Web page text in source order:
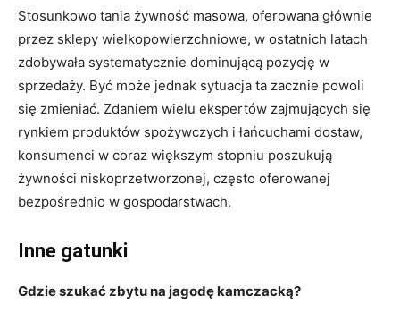
Stosunkowo tania żywność masowa, oferowana głównie
przez sklepy wielkopowierzchniowe, w ostatnich latach
zdobywała systematycznie dominującą pozycję w
sprzedaży. Być może jednak sytuacja ta zacznie powoli
się zmieniać. Zdaniem wielu ekspertów zajmujących się
rynkiem produktów spożywczych i łańcuchami dostaw,
konsumenci w coraz większym stopniu poszukują
żywności niskoprzetworzonej, często oferowanej
bezpośrednio w gospodarstwach.
Inne gatunki
Gdzie szukać zbytu na jagodę kamczacką?